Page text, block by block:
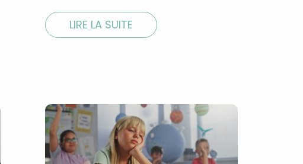
LIRE LA SUITE